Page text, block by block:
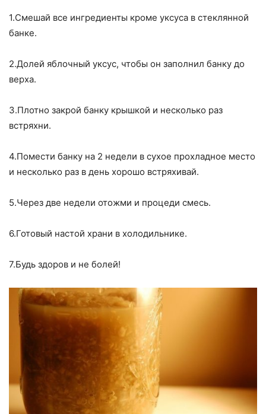
1.Смешай все ингредиенты кроме уксуса в стеклянной
банке.
2.Долей яблочный уксус, чтобы он заполнил банку до
верха.
3.Плотно закрой банку крышкой и несколько раз
встряхни.
4.Помести банку на 2 недели в сухое прохладное место
и несколько раз в день хорошо встряхивай.
5.Через две недели отожми и процеди смесь.
6.Готовый настой храни в холодильнике.
7.Будь здоров и не болей!